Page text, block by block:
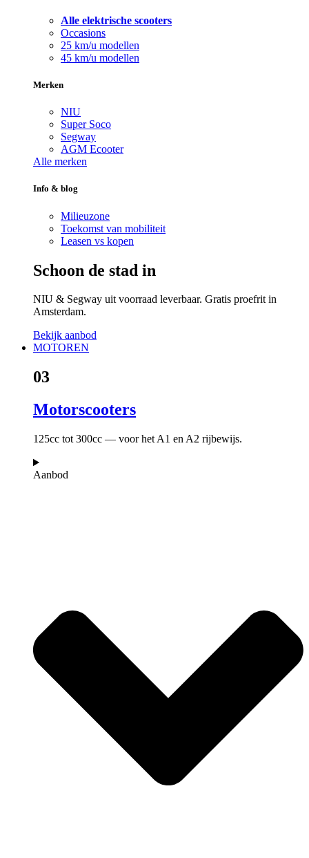
Alle elektrische scooters
Occasions
25 km/u modellen
45 km/u modellen
Merken
NIU
Super Soco
Segway
AGM Ecooter
Alle merken
Info & blog
Milieuzone
Toekomst van mobiliteit
Leasen vs kopen
Schoon de stad in
NIU & Segway uit voorraad leverbaar. Gratis proefrit in
Amsterdam.
Bekijk aanbod
MOTOREN
03
Motorscooters
125cc tot 300cc — voor het A1 en A2 rijbewijs.
Aanbod